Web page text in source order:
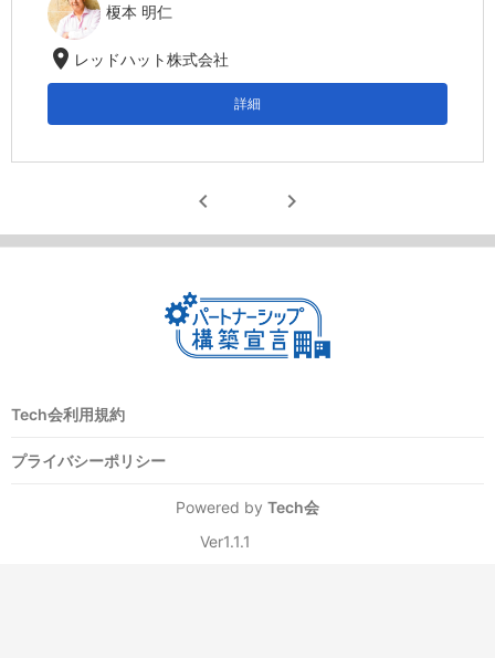
榎本 明仁
location_on レッドハット株式会社
詳細
chevron_left chevron_right
Tech会利用規約
プライバシーポリシー
Powered by Tech会
Ver1.1.1